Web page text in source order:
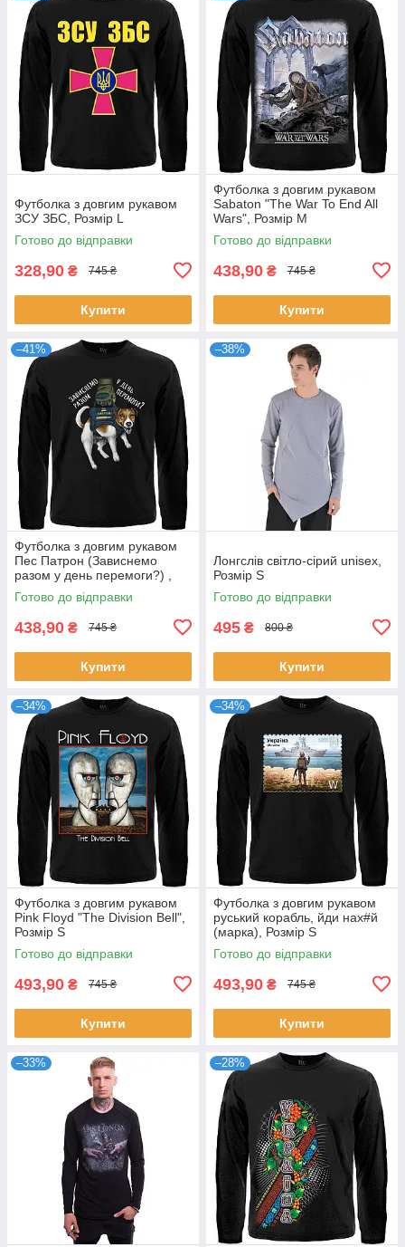
Футболка з довгим рукавом
ЗСУ ЗБС, Розмір L
Готово до відправки
328,90 ₴ 745 ₴
Купити
Футболка з довгим рукавом
Sabaton "The War To End All
Wars", Розмір M
Готово до відправки
438,90 ₴ 745 ₴
Купити
–41%
Футболка з довгим рукавом
Пес Патрон (Зависнемо
разом у день перемоги?) ,
Розмір M
Готово до відправки
438,90 ₴ 745 ₴
Купити
–38%
Лонгслів світло-сірий unisex,
Розмір S
Готово до відправки
495 ₴ 800 ₴
Купити
–34%
Футболка з довгим рукавом
Pink Floyd "The Division Bell",
Розмір S
Готово до відправки
493,90 ₴ 745 ₴
Купити
–34%
Футболка з довгим рукавом
руський корабль, йди нах#й
(марка), Розмір S
Готово до відправки
493,90 ₴ 745 ₴
Купити
–33% –28%